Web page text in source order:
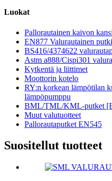
Luokat
Pallorautainen kaivon kansi
EN877 Valurautainen
BS416/4374622
Astm a888/Cispi301
Kytkentä ja liittimet
Moottorin kotelo
RY:n korkean lämpötilan
lämpöpumppu
BML/TML/KML-putket
Muut valutuotteet
Pallorautaputket EN545
Suositellut tuotteet